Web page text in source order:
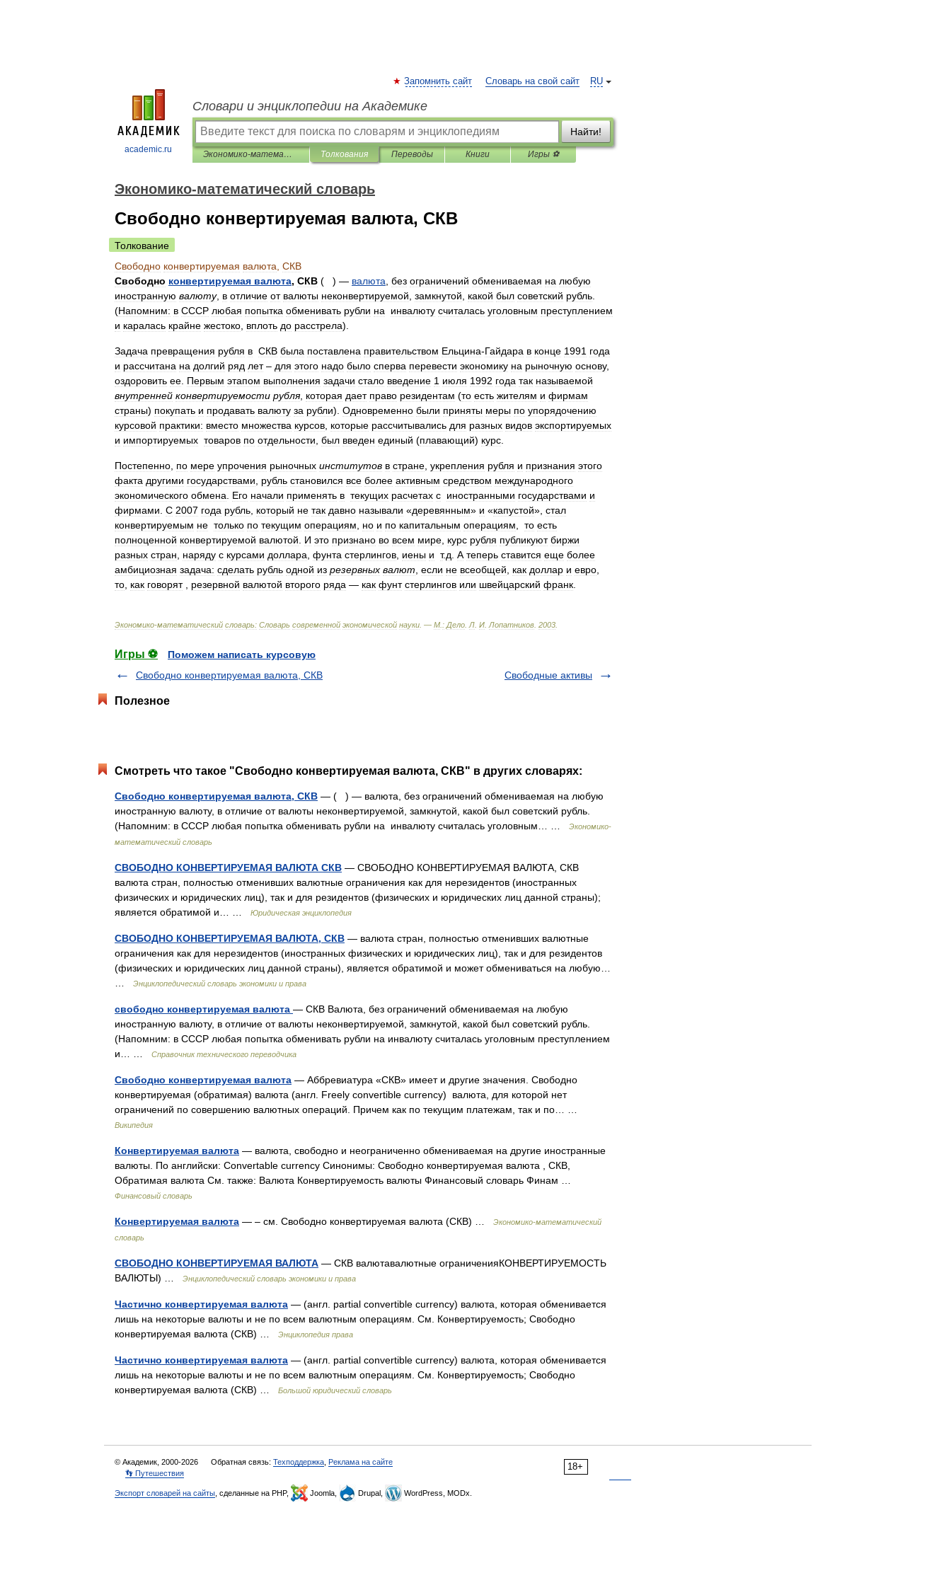
academic.ru
RU
Запомнить сайт Словарь на свой сайт
Словари и энциклопедии на Академике
Найти!
Экономико-математический словарь Толкования Переводы Книги Игры ⚽
Экономико-математический словарь
Свободно конвертируемая валюта, СКВ
Толкование
Свободно конвертируемая валюта СКВ
Свободно конвертируемая валюта, СКВ ( ) — валюта без ограничений обмениваемая на любую
иностранную валюту, в отличие от валюты неконвертируемой замкнутой какой был советский рубль
(Напомним: в СССР любая попытка обменивать рубли на инвалюту считалась уголовным преступлением
и каралась крайне жестоко вплоть до расстрела).
Задача превращения рубля в СКВ была поставлена правительством Ельцина-Гайдара в конце 1991 года
и рассчитана на долгий ряд лет– для этого надо было сперва перевести экономику на рыночную основу,
оздоровить ее Первым этапом выполнения задачи стало введение 1 июля 1992 года так называемой
внутренней конвертируемости рубля, которая дает право резидентам (то есть жителям и фирмам
страны) покупать и продавать валюту за рубли). Одновременно были приняты меры по упорядочению
курсовой практики: вместо множества курсов которые рассчитывались для разных видов экспортируемых
и импортируемых товаров по отдельности был введен единый (плавающий) курс
Постепенно по мере упрочения рыночных институтов в стране укрепления рубля и признания этого
факта другими государствами рубль становился все более активным средством международного
экономического обмена Его начали применять в текущих расчетах с иностранными государствами и
фирмами С 2007 года рубль который не так давно называли «деревянным» и «капустой», стал
конвертируемым не только по текущим операциям но и по капитальным операциям то есть
полноценной конвертируемой валютой И это признано во всем мире курс рубля публикуют биржи
разных стран наряду с курсами доллара фунта стерлингов иены и т.д А теперь ставится еще более
амбициозная задача: сделать рубль одной из резервных валют если не всеобщей как доллар и евро
то как говорят, резервной валютой второго ряда — как фунт стерлингов или швейцарский франк
Экономико-математический словарь: Словарь современной экономической науки . — М : Дело Л И Лопатников 2003
Игры ⚽
Поможем написать курсовую
Свободно конвертируемая валюта, СКВ
Свободные активы
Полезное
Смотреть что такое "Свободно конвертируемая валюта, СКВ" в других словарях:
Свободно конвертируемая валюта, СКВ — ( ) — валюта, без ограничений обмениваемая на любую
иностранную валюту, в отличие от валюты неконвертируемой, замкнутой, какой был советский рубль.
(Напомним: в СССР любая попытка обменивать рубли на инвалюту считалась уголовным… …
Экономико-
математический словарь
СВОБОДНО КОНВЕРТИРУЕМАЯ ВАЛЮТА СКВ — СВОБОДНО КОНВЕРТИРУЕМАЯ ВАЛЮТА, СКВ
валюта стран, полностью отменивших валютные ограничения как для нерезидентов (иностранных
физических и юридических лиц), так и для резидентов (физических и юридических лиц данной страны);
является обратимой и… …
Юридическая энциклопедия
СВОБОДНО КОНВЕРТИРУЕМАЯ ВАЛЮТА, СКВ — валюта стран, полностью отменивших валютные
ограничения как для нерезидентов (иностранных физических и юридических лиц), так и для резидентов
(физических и юридических лиц данной страны), является обратимой и может обмениваться на любую…
Энциклопедический словарь экономики и права
свободно конвертируемая валюта — СКВ Валюта, без ограничений обмениваемая на любую
иностранную валюту, в отличие от валюты неконвертируемой, замкнутой, какой был советский рубль.
(Напомним: в СССР любая попытка обменивать рубли на инвалюту считалась уголовным преступлением
и… …
Справочник технического переводчика
Свободно конвертируемая валюта — Аббревиатура «СКВ» имеет и другие значения. Свободно
конвертируемая (обратимая) валюта (англ. Freely convertible currency) валюта, для которой нет
ограничений по совершению валютных операций. Причем как по текущим платежам, так и по… …
Википедия
Конвертируемая валюта — валюта, свободно и неограниченно обмениваемая на другие иностранные
валюты. По английски: Convertable currency Синонимы: Свободно конвертируемая валюта , СКВ,
Обратимая валюта См. также: Валюта Конвертируемость валюты Финансовый словарь Финам …
Финансовый словарь
Конвертируемая валюта — – см. Свободно конвертируемая валюта (СКВ) …
Экономико-математический
словарь
СВОБОДНО КОНВЕРТИРУЕМАЯ ВАЛЮТА — СКВ валютавалютные ограниченияКОНВЕРТИРУЕМОСТЬ
ВАЛЮТЫ) …
Энциклопедический словарь экономики и права
Частично конвертируемая валюта — (англ. partial convertible currency) валюта, которая обменивается
лишь на некоторые валюты и не по всем валютным операциям. См. Конвертируемость; Свободно
конвертируемая валюта (СКВ) …
Энциклопедия права
Частично конвертируемая валюта — (англ. partial convertible currency) валюта, которая обменивается
лишь на некоторые валюты и не по всем валютным операциям. См. Конвертируемость; Свободно
конвертируемая валюта (СКВ) …
Большой юридический словарь
18+
© Академик, 2000-2026 Обратная связь: Техподдержка Реклама на сайте
👣 Путешествия
Экспорт словарей на сайты , сделанные на PHP, Joomla, Drupal, WordPress, MODx.